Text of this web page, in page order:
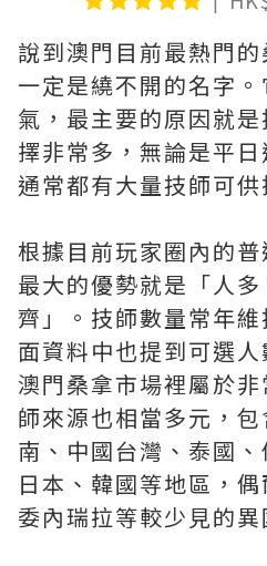
說到澳門目前最熱門的
一定是繞不開的名字
氣，最主要的原因就
擇非常多，無論是平
通常都有大量技師可供
根據目前玩家圈內的
最大的優勢就是「人
齊」。技師數量常年
面資料中也提到可選
澳門桑拿市場裡屬於
師來源也相當多元，
南、中國台灣、泰國、
日本、韓國等地區，
委內瑞拉等較少見的異